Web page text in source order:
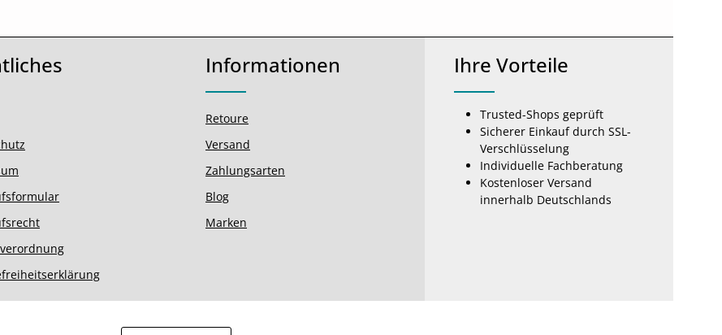
Informationen
Retoure
Versand
Zahlungsarten
Blog
Marken
Ihre Vorteile
Trusted-Shops geprüft
Sicherer Einkauf durch SSL-
Verschlüsselung
Individuelle Fachberatung
Kostenloser Versand
innerhalb Deutschlands